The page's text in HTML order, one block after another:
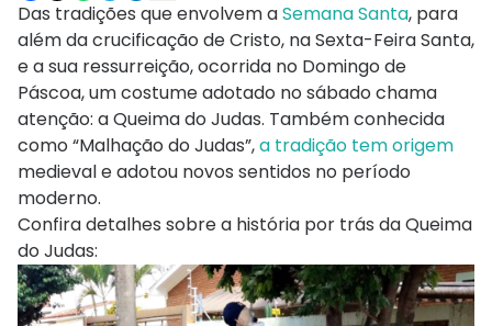
Das tradições que envolvem aSemana Santa, para
além da crucificação de Cristo, na Sexta-Feira Santa,
e a sua ressurreição, ocorrida no Domingo de
Páscoa, um costume adotado no sábado chama
atenção: a Queima do Judas. Também conhecida
como “Malhação do Judas”,a tradição tem origem
medieval e adotou novos sentidos no período
moderno.
Confira detalhes sobre a história por trás da Queima
do Judas: